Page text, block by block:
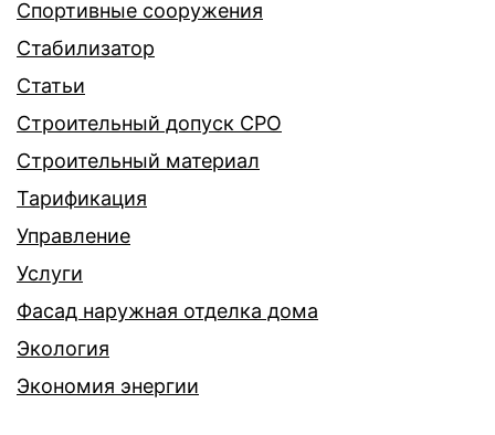
Спортивные сооружения
Стабилизатор
Статьи
Строительный допуск СРО
Строительный материал
Тарификация
Управление
Услуги
Фасад наружная отделка дома
Экология
Экономия энергии